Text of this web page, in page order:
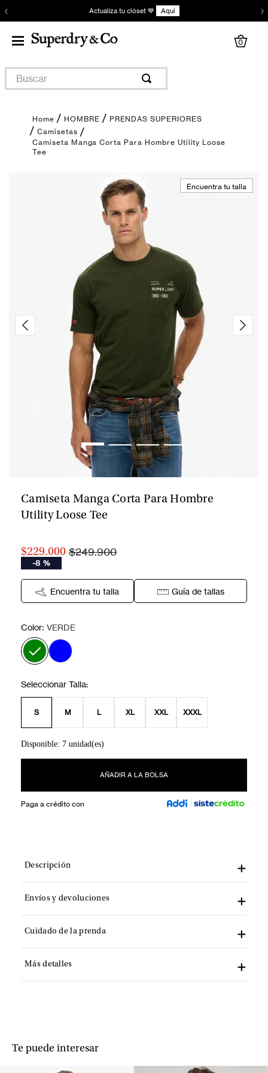
‹ Actualiza tu clóset 💙 Aquí ›
0
Buscar
HOMBRE
PRENDAS SUPERIORES
Camisetas
Camiseta Manga Corta Para Hombre Utility Loose
Tee
Encuentra tu talla
Camiseta Manga Corta Para Hombre
Utility Loose Tee
$229.000 $249.900
-8 %
Encuentra tu talla Guía de tallas
Color: VERDE
S M L XL XXL XXXL
Disponible: 7 unidad(es)
AÑADIR A LA BOLSA
Paga a crédito con
Descripción
Envíos y devoluciones
Cuidado de la prenda
Más detalles
Te puede interesar